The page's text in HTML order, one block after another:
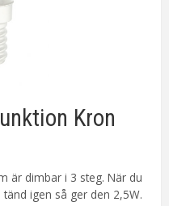
Kron
är dimbar i 3 steg. När du
igen så ger den 2,5W.